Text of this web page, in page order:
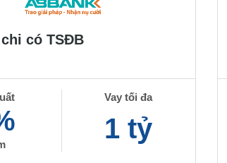
có TSĐB
Vay tối đa
1 tỷ